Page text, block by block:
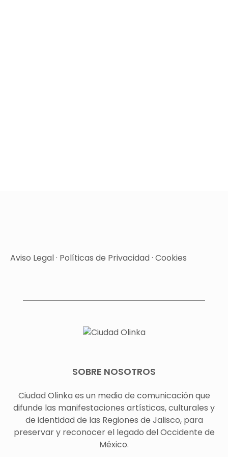
Aviso Legal· Políticas de Privacidad· Cookies
SOBRE NOSOTROS
Ciudad Olinka es un medio de comunicación que
difunde las manifestaciones artísticas, culturales y
de identidad de las Regiones de Jalisco, para
preservar y reconocer el legado del Occidente de
México.